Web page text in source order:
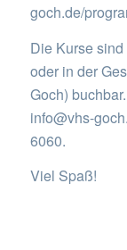
goch.de/
Die Kurse
oder in der
Goch)
info@vhs-
6060.
Viel Spaß!